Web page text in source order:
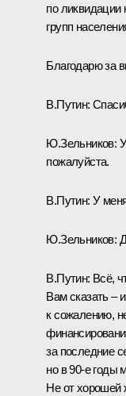
по ликвидации
групп
Благодарю за
В.Путин:
Ю.Зельников:
пожалуйста.
В.Путин: У
Ю.Зельников:
В.Путин: Всё,
Вам сказать –
к сожалению,
за последние
но в 90-е годы
Не от хорошей